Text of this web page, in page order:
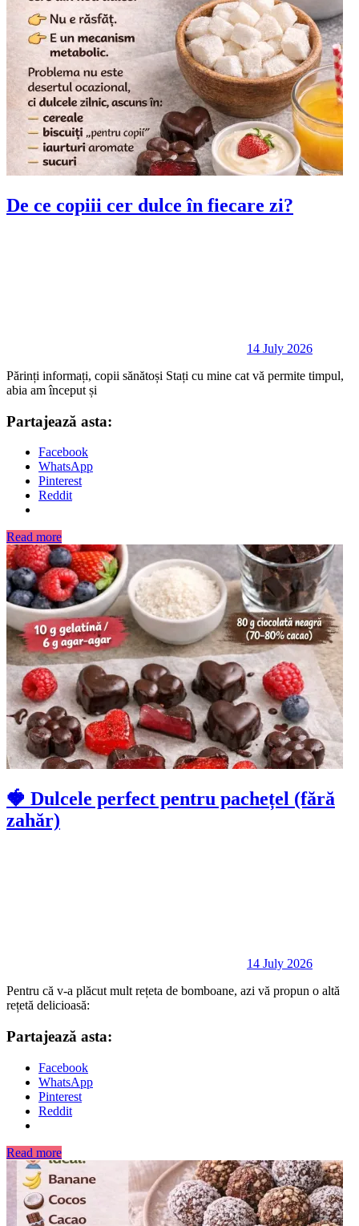
De ce copiii cer dulce în fiecare zi?
14 July 2026
Părinți informați, copii sănătoși Stați cu mine cat vă permite timpul,
abia am început și
Partajează asta:
Facebook
WhatsApp
Pinterest
Reddit
Read more
🍓 Dulcele perfect pentru pachețel (fără
zahăr)
14 July 2026
Pentru că v-a plăcut mult rețeta de bomboane, azi vă propun o altă
rețetă delicioasă:
Partajează asta:
Facebook
WhatsApp
Pinterest
Reddit
Read more